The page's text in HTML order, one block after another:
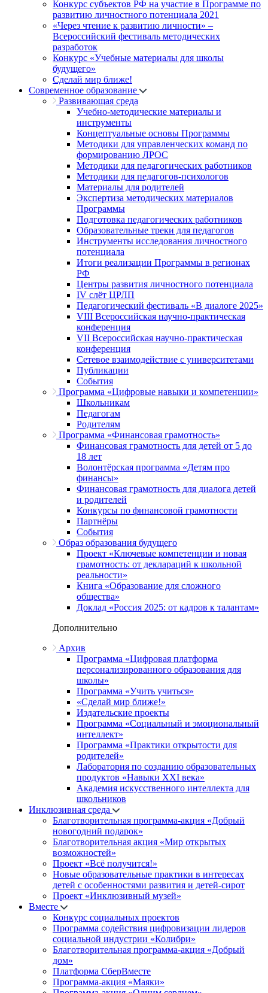
Конкурс субъектов РФ на участие в Программе по
развитию личностного потенциала 2021
«Через чтение к развитию личности» –
Всероссийский фестиваль методических
разработок
Конкурс «Учебные материалы для школы
будущего»
Сделай мир ближе!
Современное образование
Развивающая среда
Учебно-методические материалы и
инструменты
Концептуальные основы Программы
Методики для управленческих команд по
формированию ЛРОС
Методики для педагогических работников
Методики для педагогов-психологов
Материалы для родителей
Экспертиза методических материалов
Программы
Подготовка педагогических работников
Образовательные треки для педагогов
Инструменты исследования личностного
потенциала
Итоги реализации Программы в регионах
РФ
Центры развития личностного потенциала
IV слёт ЦРЛП
Педагогический фестиваль «В диалоге 2025»
VIII Всероссийская научно-практическая
конференция
VII Всероссийская научно-практическая
конференция
Сетевое взаимодействие с университетами
Публикации
События
Программа «Цифровые навыки и компетенции»
Школьникам
Педагогам
Родителям
Программа «Финансовая грамотность»
Финансовая грамотность для детей от 5 до
18 лет
Волонтёрская программа «Детям про
финансы»
Финансовая грамотность для диалога детей
и родителей
Конкурсы по финансовой грамотности
Партнёры
События
Образ образования будущего
Проект «Ключевые компетенции и новая
грамотность: от деклараций к школьной
реальности»
Книга «Образование для сложного
общества»
Доклад «Россия 2025: от кадров к талантам»
Дополнительно
Архив
Программа «Цифровая платформа
персонализированного образования для
школы»
Программа «Учить учиться»
«Сделай мир ближе!»
Издательские проекты
Программа «Социальный и эмоциональный
интеллект»
Программа «Практики открытости для
родителей»
Лаборатория по созданию образовательных
продуктов «Навыки XXI века»
Академия искусственного интеллекта для
школьников
Инклюзивная среда
Благотворительная программа-акция «Добрый
новогодний подарок»
Благотворительная акция «Мир открытых
возможностей»
Проект «Всё получится!»
Новые образовательные практики в интересах
детей с особенностями развития и детей-сирот
Проект «Инклюзивный музей»
Вместе
Конкурс социальных проектов
Программа содействия цифровизации лидеров
социальной индустрии «Колибри»
Благотворительная программа-акция «Добрый
дом»
Платформа СберВместе
Программа-акция «Маяки»